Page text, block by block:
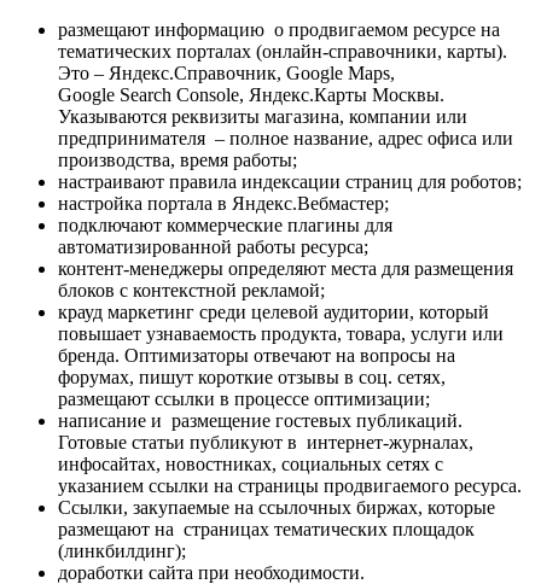
размещают информацию о продвигаемом ресурсе на
тематических порталах (онлайн-справочники, карты).
Это – Яндекс.Справочник, Google Maps,
Google Search Console, Яндекс.Карты Москвы.
Указываются реквизиты магазина, компании или
предпринимателя – полное название, адрес офиса или
производства, время работы;
настраивают правила индексации страниц для роботов;
настройка портала в Яндекс.Вебмастер;
подключают коммерческие плагины для
автоматизированной работы ресурса;
контент-менеджеры определяют места для размещения
блоков с контекстной рекламой;
крауд маркетинг среди целевой аудитории, который
повышает узнаваемость продукта, товара, услуги или
бренда. Оптимизаторы отвечают на вопросы на
форумах, пишут короткие отзывы в соц. сетях,
размещают ссылки в процессе оптимизации;
написание и размещение гостевых публикаций.
Готовые статьи публикуют в интернет-журналах,
инфосайтах, новостниках, социальных сетях с
указанием ссылки на страницы продвигаемого ресурса.
Ссылки, закупаемые на ссылочных биржах, которые
размещают на страницах тематических площадок
(линкбилдинг);
доработки сайта при необходимости.